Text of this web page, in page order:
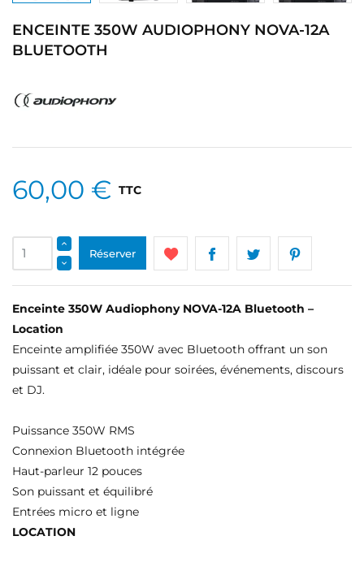
ENCEINTE 350W AUDIOPHONY NOVA-12A
BLUETOOTH
60,00 € TTC
Réserver
Enceinte 350W Audiophony NOVA-12A Bluetooth –
Location
Enceinte amplifiée 350W avec Bluetooth offrant un son
puissant et clair, idéale pour soirées, événements, discours
et DJ.
Puissance 350W RMS
Connexion Bluetooth intégrée
Haut-parleur 12 pouces
Son puissant et équilibré
Entrées micro et ligne
LOCATION